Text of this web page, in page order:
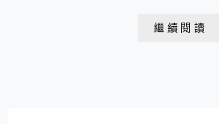
繼續閱讀